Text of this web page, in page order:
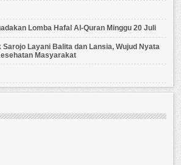
Lomba Hafal Al-Quran Minggu 20 Juli
Sarojo Layani Balita dan Lansia, Wujud Nyata
Masyarakat